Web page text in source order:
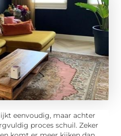
eenvoudig, maar achter
proces schuil. Zeker